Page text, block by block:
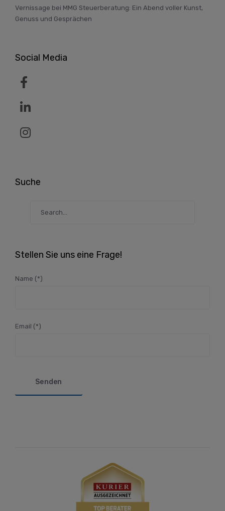
Vernissage bei MMG Steuerberatung: Ein Abend voller Kunst,
Genuss und Gesprächen
Social Media
Suche
Stellen Sie uns eine Frage!
Name (*)
Email (*)
Bitte lasse dieses Feld leer.